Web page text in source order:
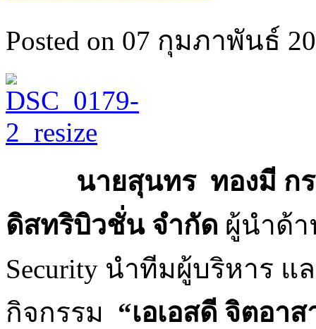
Posted on 07 กุมภาพันธ์
นายสุนทร ทองมี กรร
ดิสทริบิวชั่น จำกัด ผู้นำด้า
Security นำทีมผู้บริหาร
กิจกรรม
“เอเอสดี จิตอา